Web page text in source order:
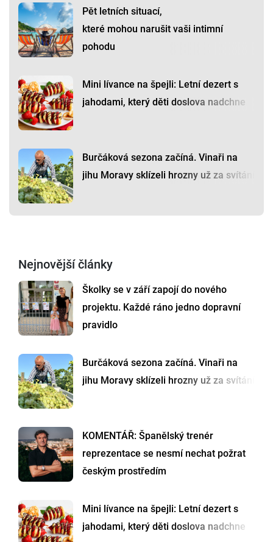
Pět letních situací,
které mohou narušit vaši intimní
pohodu
Mini lívance na špejli: Letní dezert s
jahodami, který děti doslova nadchne
Burčáková sezona začíná. Vinaři na
jihu Moravy sklízeli hrozny už za svítání
Nejnovější články
Školky se v září zapojí do nového
projektu. Každé ráno jedno dopravní
pravidlo
Burčáková sezona začíná. Vinaři na
jihu Moravy sklízeli hrozny už za svítání
KOMENTÁŘ: Španělský trenér
reprezentace se nesmí nechat požrat
českým prostředím
Mini lívance na špejli: Letní dezert s
jahodami, který děti doslova nadchne